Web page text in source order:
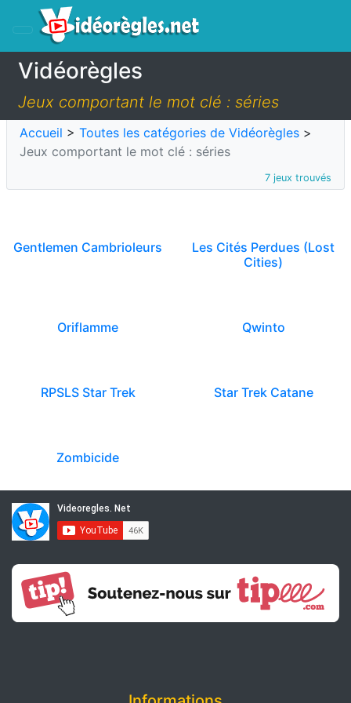
Vidéorègles
Jeux comportant le mot clé : séries
Accueil > Toutes les catégories de Vidéorègles >
Jeux comportant le mot clé : séries
7 jeux trouvés
Gentlemen Cambrioleurs
Les Cités Perdues (Lost
Cities)
Oriflamme Qwinto
RPSLS Star Trek Star Trek Catane
Zombicide